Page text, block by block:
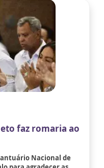
faz romaria ao
Nacional de